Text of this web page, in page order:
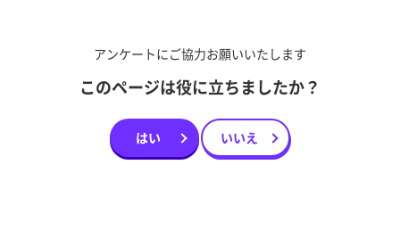
アンケートにご協力お願いいたします
このページは役に立ちましたか？
はい いいえ